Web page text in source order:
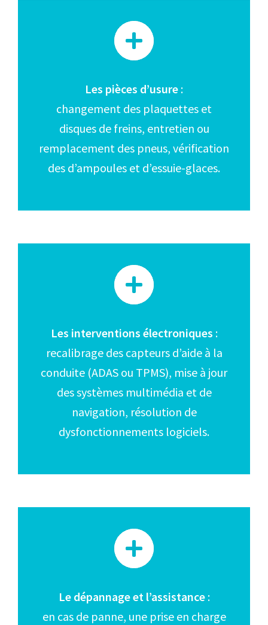
Les pièces d’usure :
changement des plaquettes et
disques de freins, entretien ou
remplacement des pneus, vérification
des d’ampoules et d’essuie-glaces.
Les interventions électroniques :
recalibrage des capteurs d’aide à la
conduite (ADAS ou TPMS), mise à jour
des systèmes multimédia et de
navigation, résolution de
dysfonctionnements logiciels.
Le dépannage et l’assistance:
en cas de panne, une prise en charge